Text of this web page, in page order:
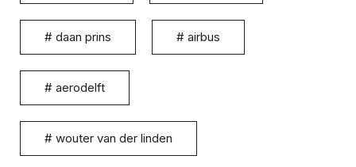
# daan prins # airbus
# aerodelft
# wouter van der linden